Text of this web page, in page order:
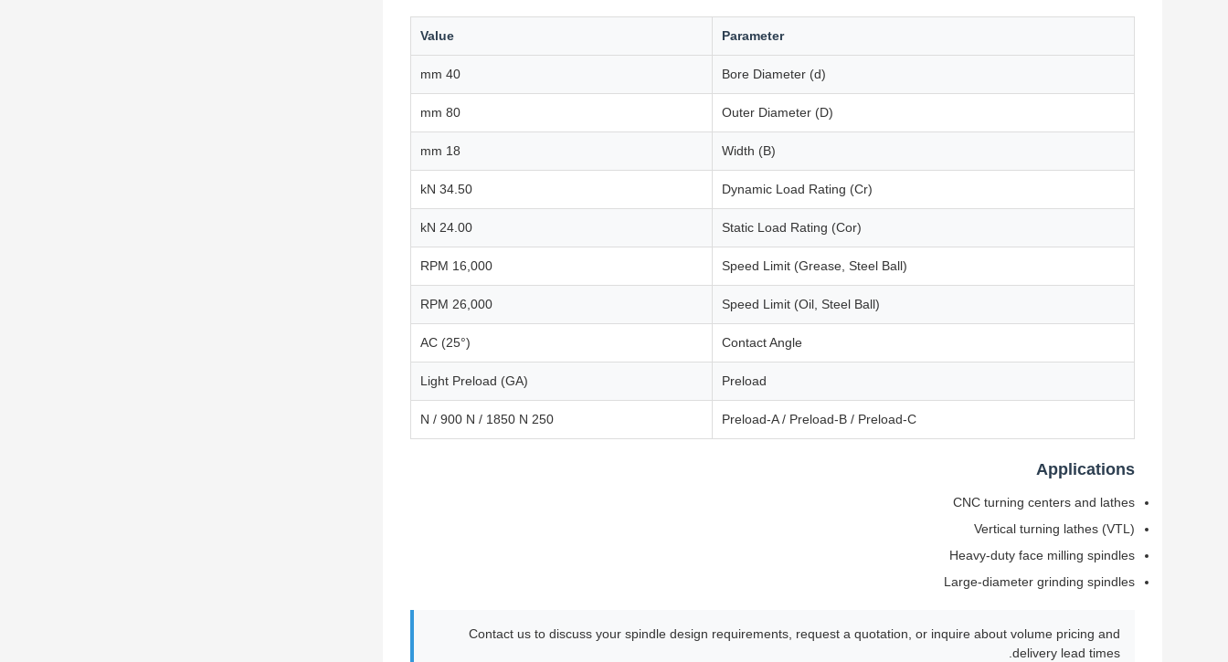
Parameter
Value
Bore Diameter (d)
40 mm
Outer Diameter (D)
80 mm
Width (B)
18 mm
Dynamic Load Rating (Cr)
34.50 kN
Static Load Rating (Cor)
24.00 kN
Speed Limit (Grease, Steel Ball)
16,000 RPM
Speed Limit (Oil, Steel Ball)
26,000 RPM
Contact Angle
AC (25°)
Preload
Light Preload (GA)
Preload-A / Preload-B / Preload-C
250 N / 900 N / 1850 N
Applications
CNC turning centers and lathes
Vertical turning lathes (VTL)
Heavy-duty face milling spindles
Large-diameter grinding spindles
Contact us to discuss your spindle design requirements, request a quotation, or inquire about volume pricing and
delivery lead times.